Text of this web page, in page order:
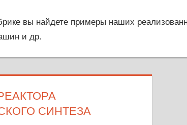
вы найдете примеры наших
и др.
СИНТЕЗА